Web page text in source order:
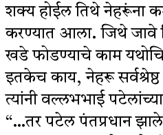
शक्य होईल तिथे नेहरूंना
करण्यात आला. जिथे जावे
खडे फोडण्याचे काम
इतकेच काय, नेहरू सर्वश्रेष्ठ
त्यांनी वल्लभभाई
“…तर पटेल पंतप्रधान